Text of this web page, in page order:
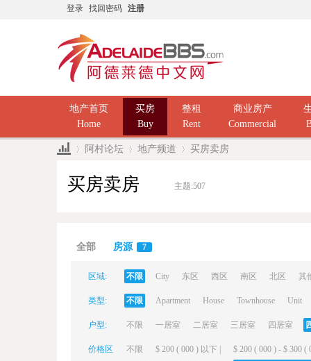
登录 找回密码 注册
地产首页
Home
买房
Buy
整租
Rent
商业房产
Commercial
阿村论坛 地产频道 买房卖房
买房卖房 主题:507
全部 房源 7
区域: 不限 City 东区 西区 南区 北区 其
类型: 不限 Apartment House Townhouse Unit
户型: 不限 一居室 二居室 三居室 四居室
价格区
不限 $ 200 ( 000 ) 以下 |
$ 200 ( 000 ) - $ 300 (